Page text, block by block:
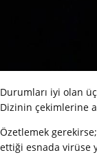
Durumları iyi olan
Dizinin çekimlerine
Özetlemek
ettiği esnada virüse